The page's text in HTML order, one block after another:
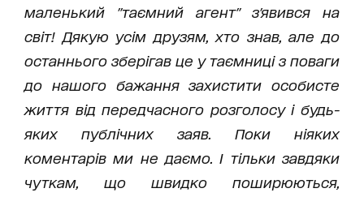
маленький "таємний агент" з'явився на
світ! Дякую усім друзям, хто знав, але до
останнього зберігав це у таємниці з поваги
до нашого бажання захистити особисте
життя від передчасного розголосу і будь-
яких публічних заяв. Поки ніяких
коментарів ми не даємо. І тільки завдяки
чуткам, що швидко поширюються,